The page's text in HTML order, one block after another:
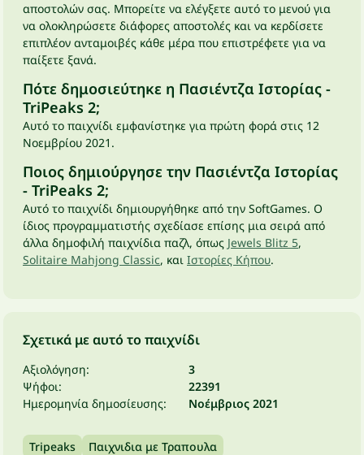
αποστολών σας. Μπορείτε να ελέγξετε αυτό το μενού για
να ολοκληρώσετε διάφορες αποστολές και να κερδίσετε
επιπλέον ανταμοιβές κάθε μέρα που επιστρέφετε για να
παίξετε ξανά.
Πότε δημοσιεύτηκε η Πασιέντζα Ιστορίας -
TriPeaks 2;
Αυτό το παιχνίδι εμφανίστηκε για πρώτη φορά στις 12
Νοεμβρίου 2021.
Ποιος δημιούργησε την Πασιέντζα Ιστορίας
- TriPeaks 2;
Αυτό το παιχνίδι δημιουργήθηκε από την SoftGames. Ο
ίδιος προγραμματιστής σχεδίασε επίσης μια σειρά από
άλλα δημοφιλή παιχνίδια παζλ, όπως Jewels Blitz 5,
Solitaire Mahjong Classic, και Ιστορίες Κήπου.
Σχετικά με αυτό το παιχνίδι
Αξιολόγηση:
3
Ψήφοι:
22391
Ημερομηνία δημοσίευσης:
Νοέμβριος 2021
Tripeaks
Παιχνιδια με Τραπουλα